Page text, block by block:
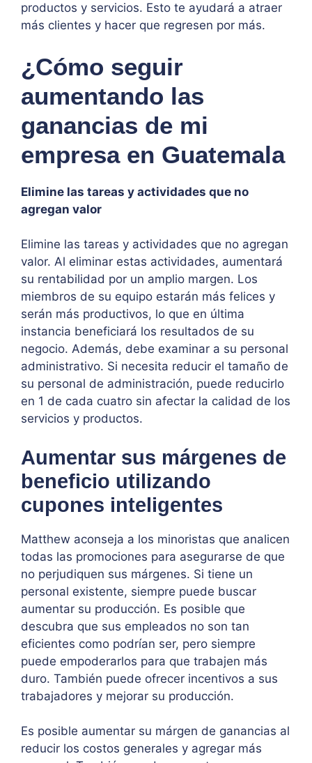
productos y servicios. Esto te ayudará a atraer
más clientes y hacer que regresen por más.
¿Cómo seguir
aumentando las
ganancias de mi
empresa en Guatemala
Elimine las tareas y actividades que no
agregan valor
Elimine las tareas y actividades que no agregan
valor. Al eliminar estas actividades, aumentará
su rentabilidad por un amplio margen. Los
miembros de su equipo estarán más felices y
serán más productivos, lo que en última
instancia beneficiará los resultados de su
negocio. Además, debe examinar a su personal
administrativo. Si necesita reducir el tamaño de
su personal de administración, puede reducirlo
en 1 de cada cuatro sin afectar la calidad de los
servicios y productos.
Aumentar sus márgenes de
beneficio utilizando
cupones inteligentes
Matthew aconseja a los minoristas que analicen
todas las promociones para asegurarse de que
no perjudiquen sus márgenes. Si tiene un
personal existente, siempre puede buscar
aumentar su producción. Es posible que
descubra que sus empleados no son tan
eficientes como podrían ser, pero siempre
puede empoderarlos para que trabajen más
duro. También puede ofrecer incentivos a sus
trabajadores y mejorar su producción.
Es posible aumentar su márgen de ganancias al
reducir los costos generales y agregar más